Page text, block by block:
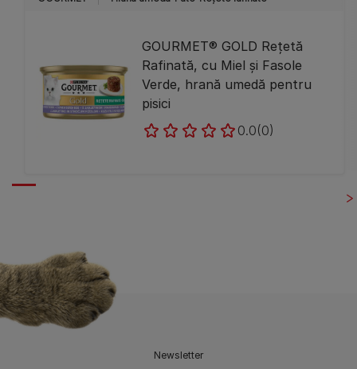
GOURMET® GOLD Rețetă
Rafinată, cu Miel și Fasole
Verde, hrană umedă pentru
pisici
0.0(0)
Newsletter